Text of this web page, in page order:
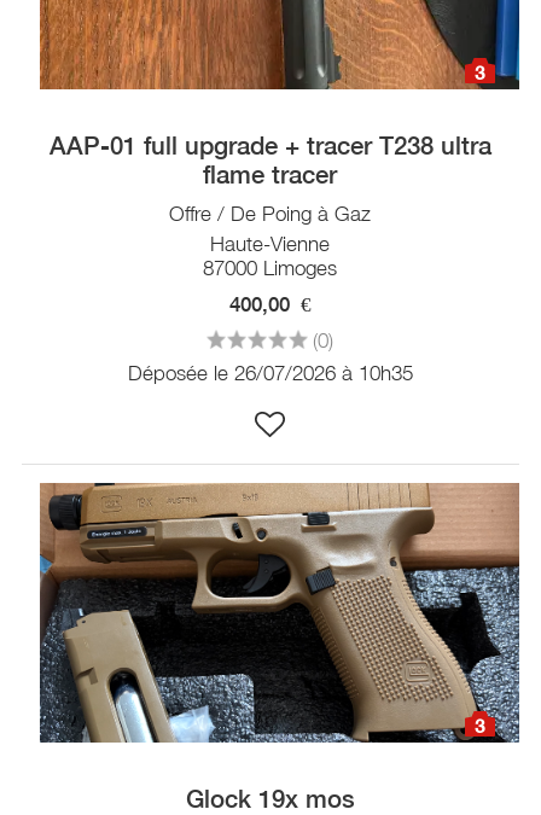
3
AAP-01 full upgrade + tracer T238 ultra
flame tracer
Offre / De Poing à Gaz
Haute-Vienne
87000 Limoges
400,00 €
(0)
Déposée le 26/07/2026 à 10h35
3
Glock 19x mos